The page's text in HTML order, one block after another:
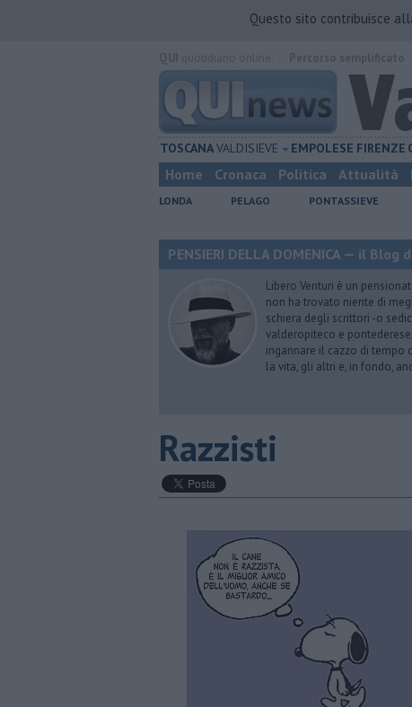
Questo sito contribuisce
TOSCANAVALDISIEVE EMPOLESE FIRENZE
Home Cronaca Politica Attualità
LONDA PELAGO PONTASSIEVE
PENSIERI DELLA DOMENICA — il
Libero Venturi è un
non ha trovato niente di
schiera degli scrittori -o
valderopiteco e
ingannare il cazzo di tempo
la vita, gli altri e, in fondo,
Razzisti